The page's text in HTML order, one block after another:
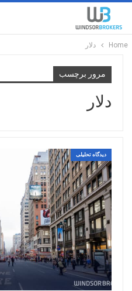
Home دلار
مرور برچسب
دلار
دیدگاه تحلیلی